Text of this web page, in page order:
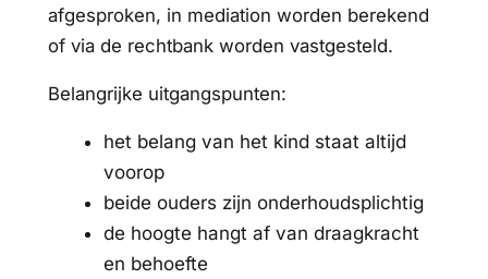
afgesproken, in mediation worden berekend
of via de rechtbank worden vastgesteld.
Belangrijke uitgangspunten:
het belang van het kind staat altijd
voorop
beide ouders zijn onderhoudsplichtig
de hoogte hangt af van draagkracht
en behoefte